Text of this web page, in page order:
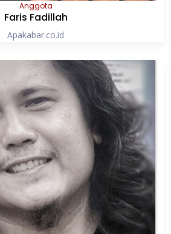
Anggota
Faris Fadillah
Apakabar.co.id